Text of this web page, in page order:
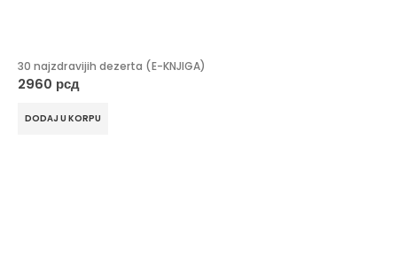
30 najzdravijih dezerta (E-KNJIGA)
2960 рсд
DODAJ U KORPU